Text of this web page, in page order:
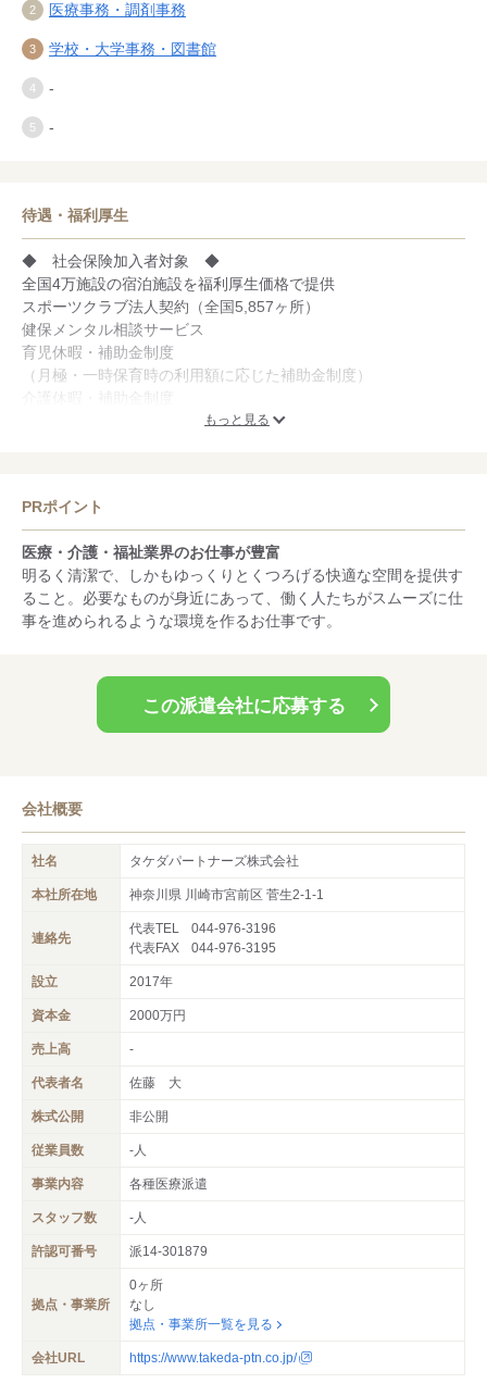
医療事務・調剤事務
学校・大学事務・図書館
-
-
待遇・福利厚生
◆ 社会保険加入者対象 ◆
全国4万施設の宿泊施設を福利厚生価格で提供
スポーツクラブ法人契約（全国5,857ヶ所）
健保メンタル相談サービス
育児休暇・補助金制度
（月極・一時保育時の利用額に応じた補助金制度）
介護休暇・補助金制度
（保険適用超過分の補助、用品購入に対する補助金制度）
（全国30,000店舗以上の飲食店が最大半額利用可能）
リフレッシュ施策
（マッサージ、エステ、日帰り温泉などを福利厚生価格で提供）
物品購入割引制度
（家電・食料品・消耗品等が社販価格で購入可能）
余暇支援施策
もっと見る
PRポイント
医療・介護・福祉業界のお仕事が豊富
明るく清潔で、しかもゆっくりとくつろげる快適な空間を提供す
ること。必要なものが身近にあって、働く人たちがスムーズに仕
事を進められるような環境を作るお仕事です。
この派遣会社に応募する
会社概要
社名 タケダパートナーズ株式会社
本社所在地 神奈川県 川崎市宮前区 菅生2‐1-1
連絡先
代表TEL
044-976-3196
代表FAX
044-976-3195
設立 2017年
資本金 2000万円
売上高 -
代表者名 佐藤 大
株式公開 非公開
従業員数 -人
事業内容 各種医療派遣
スタッフ数 -人
許認可番号 派14-301879
拠点・事業所
0ヶ所
なし
拠点・事業所一覧を見る
会社URL https://www.takeda-ptn.co.jp/